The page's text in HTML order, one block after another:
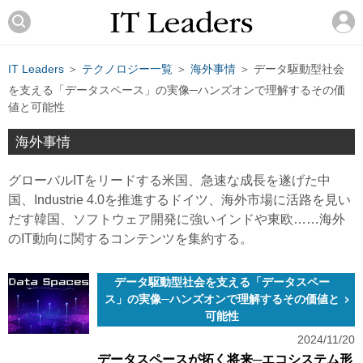
IT Leaders ＞ テクノロジー一覧 ＞ 海外事情 ＞ データ駆動型社会
を支える「データスペース」の実像─ハンズオンで理解するその価
値と可能性
海外事情
グローバルITをリードする米国、急速な成長を遂げた中
国、Industrie 4.0を推進するドイツ、海外市場に活路を見い
だす韓国、ソフトウェア開発に強いインドや東欧……海外
のIT動向に関するコンテンツを集約する。
データ駆動型社会を支える「データスペー
ス」の実像─ハンズオンで理解するその価値と
可能性
2024/11/20
データスペースが拓く将来─エコシステム形